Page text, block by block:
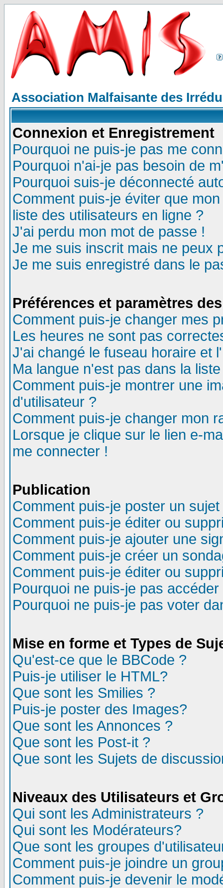
Association Malfaisante des
Connexion et Enregistrement
Pourquoi ne puis-je pas me
Pourquoi n'ai-je pas besoin de
Pourquoi suis-je déconnecté
Comment puis-je éviter que
liste des utilisateurs en ligne ?
J'ai perdu mon mot de passe !
Je me suis inscrit mais ne peux
Je me suis enregistré dans le
Préférences et paramètres
Comment puis-je changer mes
Les heures ne sont pas
J'ai changé le fuseau horaire et
Ma langue n'est pas dans la
Comment puis-je montrer une
d'utilisateur ?
Comment puis-je changer mon
Lorsque je clique sur le lien e-
me connecter !
Publication
Comment puis-je poster un
Comment puis-je éditer ou
Comment puis-je ajouter une
Comment puis-je créer un
Comment puis-je éditer ou
Pourquoi ne puis-je pas
Pourquoi ne puis-je pas voter
Mise en forme et Types de
Qu'est-ce que le BBCode ?
Puis-je utiliser le HTML?
Que sont les Smilies ?
Puis-je poster des Images?
Que sont les Annonces ?
Que sont les Post-it ?
Que sont les Sujets de
Niveaux des Utilisateurs et
Qui sont les Administrateurs ?
Qui sont les Modérateurs?
Que sont les groupes
Comment puis-je joindre un
Comment puis-je devenir le